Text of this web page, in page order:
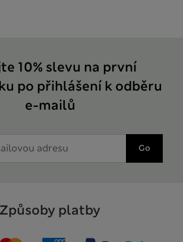
10% slevu na první
po přihlášení k odběru
e-mailů
Go
Způsoby platby